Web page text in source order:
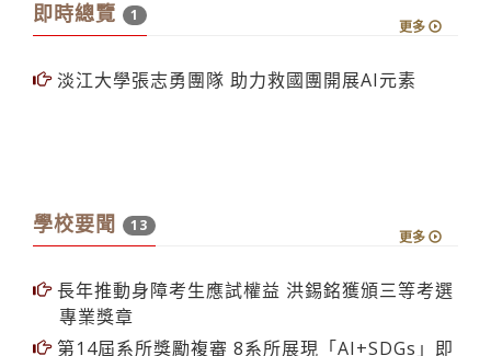
專業獎章
第14屆系所獎勵複審 8系所展現「AI+SDGs」即
戰力